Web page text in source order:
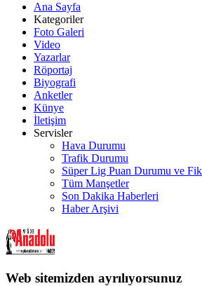
Ana Sayfa
Kategoriler
Foto Galeri
Video
Yazarlar
Röportaj
Biyografi
Anketler
Künye
İletişim
Servisler
Hava Durumu
Trafik Durumu
Süper Lig Puan Durumu ve
Tüm Manşetler
Son Dakika Haberleri
Haber Arşivi
Web sitemizden ayrılıyorsunuz